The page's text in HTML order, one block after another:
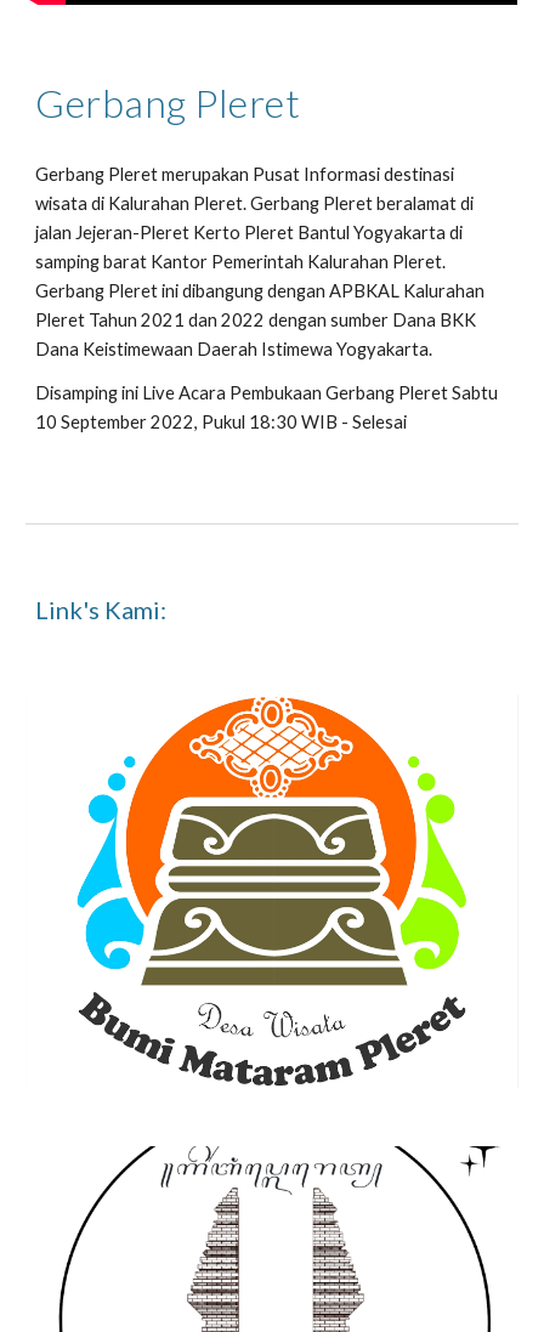
Gerbang Pleret
Gerbang Pleret merupakan Pusat Informasi destinasi
wisata di Kalurahan Pleret. Gerbang Pleret beralamat di
jalan Jejeran-Pleret Kerto Pleret Bantul Yogyakarta di
samping barat Kantor Pemerintah Kalurahan Pleret.
Gerbang Pleret ini dibangung dengan APBKAL Kalurahan
Pleret Tahun 2021 dan 2022 dengan sumber Dana BKK
Dana Keistimewaan Daerah Istimewa Yogyakarta.
Disamping ini Live Acara Pembukaan Gerbang Pleret Sabtu
10 September 2022, Pukul 18:30 WIB - Selesai
Link's Kami: